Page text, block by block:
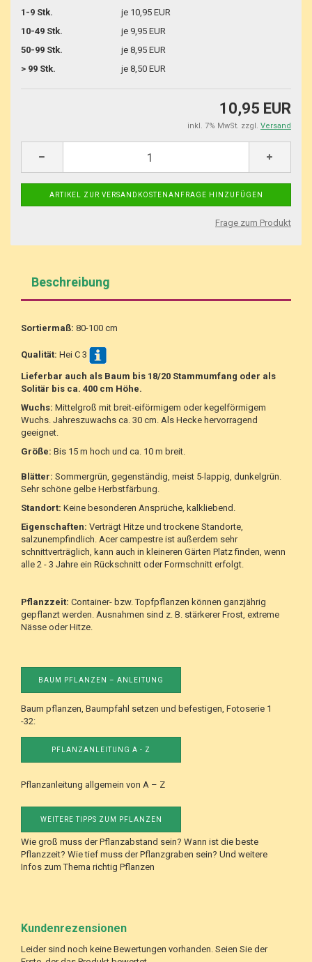
1-9 Stk.
je 10,95 EUR
10-49 Stk.
je 9,95 EUR
50-99 Stk.
je 8,95 EUR
> 99 Stk.
je 8,50 EUR
10,95 EUR
inkl. 7% MwSt. zzgl. Versand
Frage zum Produkt
Beschreibung
Sortiermaß: 80-100 cm
Qualität: Hei C 3
Lieferbar auch als Baum bis 18/20 Stammumfang oder als
Solitär bis ca. 400 cm Höhe.
Wuchs: Mittelgroß mit breit-eiförmigem oder kegelförmigem
Wuchs. Jahreszuwachs ca. 30 cm. Als Hecke hervorragend
geeignet.
Größe: Bis 15 m hoch und ca. 10 m breit.
Blätter: Sommergrün, gegenständig, meist 5-lappig, dunkelgrün.
Sehr schöne gelbe Herbstfärbung.
Standort: Keine besonderen Ansprüche, kalkliebend.
Eigenschaften: Verträgt Hitze und trockene Standorte,
salzunempfindlich. Acer campestre ist außerdem sehr
schnittverträglich, kann auch in kleineren Gärten Platz finden, wenn
alle 2 - 3 Jahre ein Rückschnitt oder Formschnitt erfolgt.
Pflanzzeit: Container- bzw. Topfpflanzen können ganzjährig
gepflanzt werden. Ausnahmen sind z. B. stärkerer Frost, extreme
Nässe oder Hitze.
BAUM PFLANZEN – ANLEITUNG
Baum pflanzen, Baumpfahl setzen und befestigen, Fotoserie 1
-32:
PFLANZANLEITUNG A - Z
Pflanzanleitung allgemein von A – Z
WEITERE TIPPS ZUM PFLANZEN
Wie groß muss der Pflanzabstand sein? Wann ist die beste
Pflanzzeit? Wie tief muss der Pflanzgraben sein? Und weitere
Infos zum Thema richtig Pflanzen
Kundenrezensionen
Leider sind noch keine Bewertungen vorhanden. Seien Sie der